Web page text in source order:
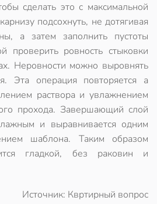
сделать это с максимальной
подсохнуть, не дотягивая
а затем заполнить пустоты
проверить ровность стыковки
Неровности можно выровнять
Эта операция повторяется а
раствора и увлажнением
прохода. Завершающий слой
и выравнивается одним
шаблона. Таким образом
гладкой, без раковин и
Источник: Квртирный вопрос